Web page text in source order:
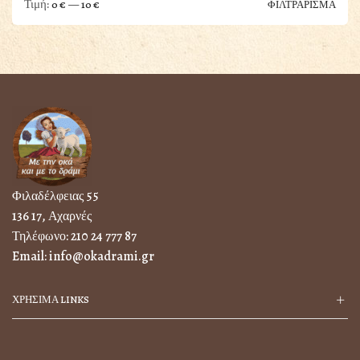
Τρόφιμα
Φρούτα
χωρίς κατηγορία
τιμή
τιμή
ΦΙΛΤΡΑΡΙΣΜΑ
Τιμή:0 € —10 €
Φιλαδέλφειας 55
136 17, Αχαρνές
Τηλέφωνο:210 24 777 87
Email:info@okadrami.gr
ΧΡΗΣΙΜΑ LINKS